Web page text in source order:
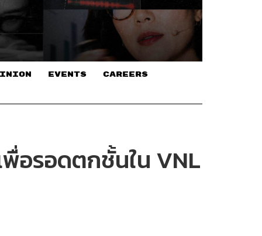
EVENTS CAREERS
พื่อรอดตกชั้นใน VNL